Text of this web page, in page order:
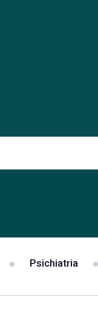
Psichiatria